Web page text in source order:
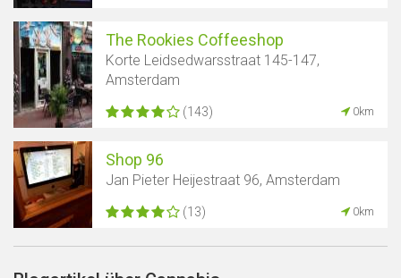
The Rookies Coffeeshop
Korte Leidsedwarsstraat 145-147,
Amsterdam
(143) 0km
Shop 96
Jan Pieter Heijestraat 96, Amsterdam
(13) 0km